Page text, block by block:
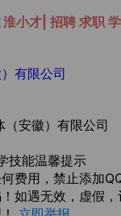
淮小才| 招聘 求职
有限公司
（安徽）有限公司
技能温馨提示
费用，禁止添加
如遇无效，虚假